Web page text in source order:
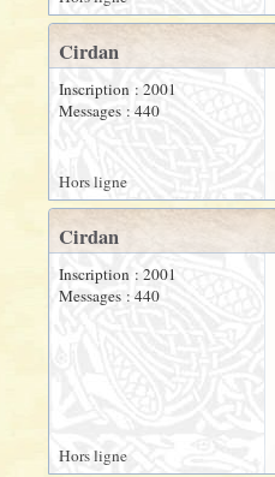
Cirdan
Inscription : 2001
Messages : 440
Hors ligne
Cirdan
Inscription : 2001
Messages : 440
Hors ligne